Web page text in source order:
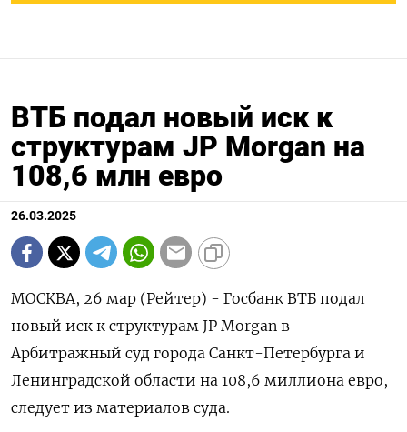
ВТБ подал новый иск к
структурам JP Morgan на
108,6 млн евро
26.03.2025
МОСКВА, 26 мар (Рейтер) - Госбанк ВТБ подал
новый иск к структурам JP Morgan в
Арбитражный суд города Санкт-Петербурга и
Ленинградской области на 108,6 миллиона евро,
следует из материалов суда.